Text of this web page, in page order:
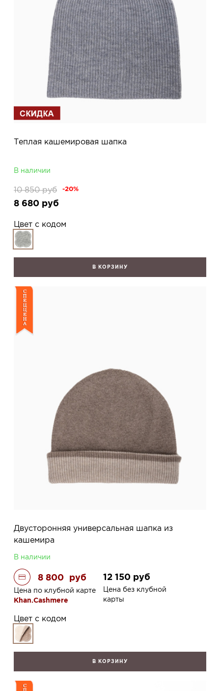
Теплая кашемировая шапка
В наличии
10 850 руб -20%
8 680 руб
Цвет с кодом
В КОРЗИНУ
Двусторонняя универсальная шапка из
кашемира
В наличии
8 800 руб
Цена по клубной карте
Khan.Cashmere
12 150 руб
Цена без клубной
карты
Цвет с кодом
В КОРЗИНУ